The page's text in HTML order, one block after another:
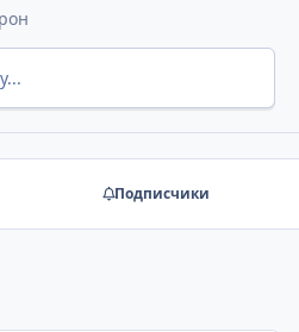
Подписчики